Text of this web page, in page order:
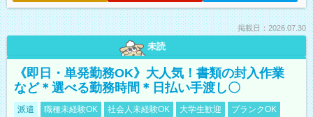
掲載日：2026.07.30
未読
《即日・単発勤務OK》大人気！書類の封入作業
など＊選べる勤務時間＊日払い手渡し〇
派遣 職種未経験OK 社会人未経験OK 大学生歓迎 ブランクOK